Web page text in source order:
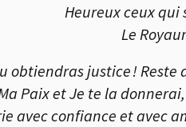
Heureux ceux qui
Le
obtiendras justice !
Paix et Je te la
avec confiance et avec